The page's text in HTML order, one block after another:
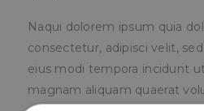
Naqui dolorem ipsum quia
consectetur, adipisci velit,
eius modi tempora incidunt
magnam aliquam quaerat